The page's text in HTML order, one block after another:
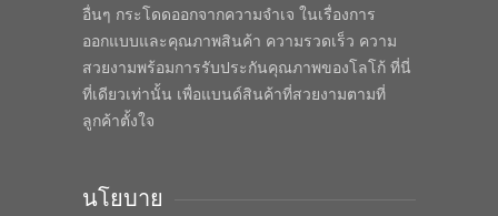
อื่นๆ กระโดดออกจากความจำเจ ในเรื่องการ
ออกแบบและคุณภาพสินค้า ความรวดเร็ว ความ
สวยงามพร้อมการรับประกันคุณภาพของโลโก้ ที่นี่
ที่เดียวเท่านั้น เพื่อแบนด์สินค้าที่สวยงามตามที่
ลูกค้าตั้งใจ
นโยบาย